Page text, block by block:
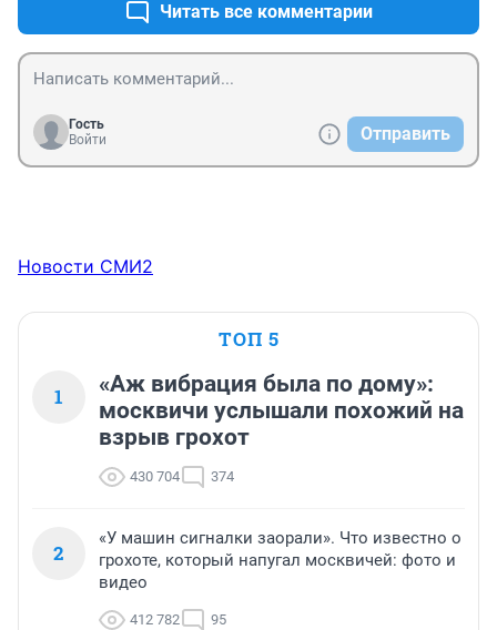
Читать все комментарии
Гость
Войти
Отправить
Новости СМИ2
ТОП 5
1
«Аж вибрация была по дому»:
москвичи услышали похожий на
взрыв грохот
430 704 374
2
«У машин сигналки заорали». Что известно о
грохоте, который напугал москвичей: фото и
видео
412 782 95